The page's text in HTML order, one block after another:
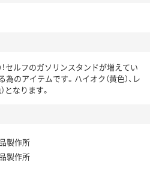
セルフのガソリンスタンドが増えてい
のアイテムです。ハイオク（黄色）、レ
となります。
製作所
製作所